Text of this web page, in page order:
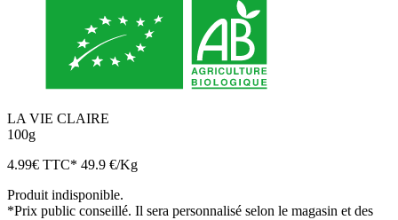
LA VIE CLAIRE
100g
4.99€ TTC* 49.9 €/Kg
Produit indisponible.
*Prix public conseillé. Il sera personnalisé selon le magasin et des